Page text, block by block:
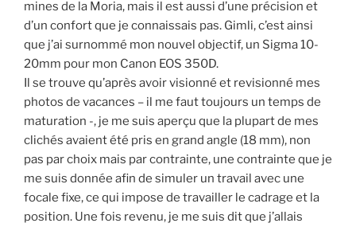
mines de la Moria, mais il est aussi d’une précision et
d’un confort que je connaissais pas. Gimli, c’est ainsi
que j’ai surnommé mon nouvel objectif, un Sigma 10-
20mm pour mon Canon EOS 350D.
Il se trouve qu’après avoir visionné et revisionné mes
photos de vacances – il me faut toujours un temps de
maturation -, je me suis aperçu que la plupart de mes
clichés avaient été pris en grand angle (18 mm), non
pas par choix mais par contrainte, une contrainte que je
me suis donnée afin de simuler un travail avec une
focale fixe, ce qui impose de travailler le cadrage et la
position. Une fois revenu, je me suis dit que j’allais